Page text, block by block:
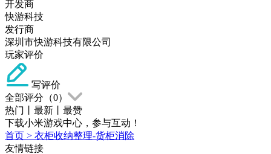
开发商
快游科技
发行商
深圳市快游科技有限公司
玩家评价
写评价
全部评分（0）
热门
最新
最赞
下载小米游戏中心，参与互动！
首页 > 衣柜收纳整理-货柜消除
友情链接